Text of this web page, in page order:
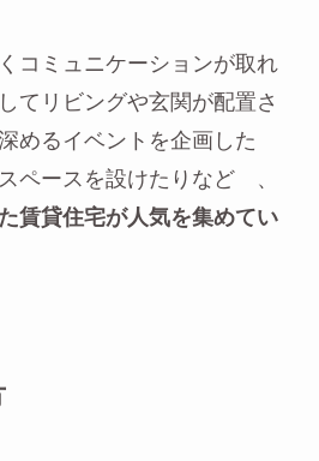
コミュニケーションが取れ
てリビングや玄関が配置さ
めるイベントを企画した
ペースを設けたりなど 、
賃貸住宅が人気を集めてい